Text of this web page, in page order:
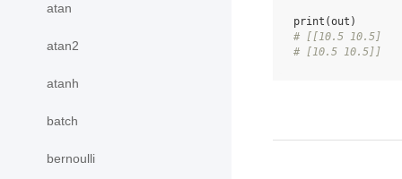
atan
atan2
atanh
batch
bernoulli
print (out )
# [[10.5 10.5]
# [10.5 10.5]]